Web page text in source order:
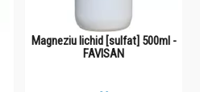
Magneziu lichid [sulfat] 500ml -
FAVISAN